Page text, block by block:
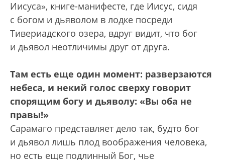
Иисуса», книге-манифесте, где Иисус, сидя
с богом и дьяволом в лодке посреди
Тивериадского озера, вдруг видит, что бог
и дьявол неотличимы друг от друга.
Там есть еще один момент: разверзаются
небеса, и некий голос сверху говорит
спорящим богу и дьяволу: «Вы оба не
правы!»
Сарамаго представляет дело так, будто бог
и дьявол лишь плод воображения человека,
но есть еще подлинный Бог, чье